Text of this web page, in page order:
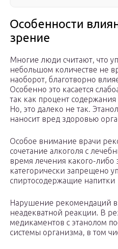
Особенности
зрение
Многие люди считают, что
небольшом количестве не
наоборот, благотворно
Особенно это касается
так как процент
Но, это далеко не так.
наносит вред здоровью
Особое внимание врачи
сочетание алкоголя с
время лечения какого-либо
категорически запрещено
спиртосодержащие напитки
Нарушение рекомендаций
неадекватной реакции. В
медикаментов с этанолом
системы организма, в том